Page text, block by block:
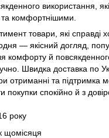
використання,
комфортнішими.
товари, які справді
— якісний догляд,
комфорту й
Швидка доставка по
отриманні та підтримка
покупки спокійно й з
року
щомісяця